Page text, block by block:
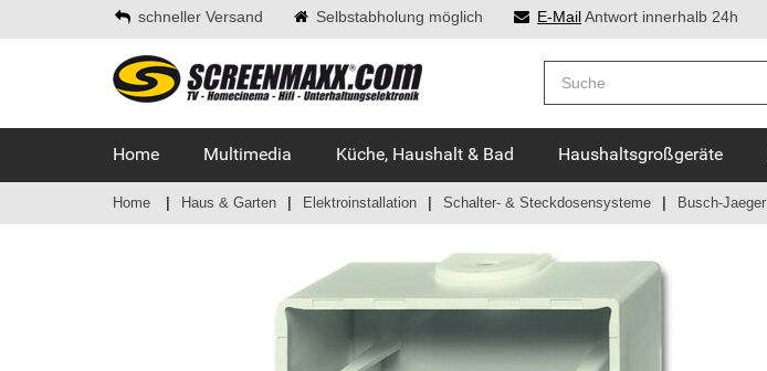
schneller Versand Selbstabholung möglich E-MailAntwort innerhalb 24h
Home Multimedia Küche, Haushalt & Bad Haushaltsgroßgeräte
Home Haus & Garten Elektroinstallation Schalter- & Steckdosensysteme Busch-Jaeger